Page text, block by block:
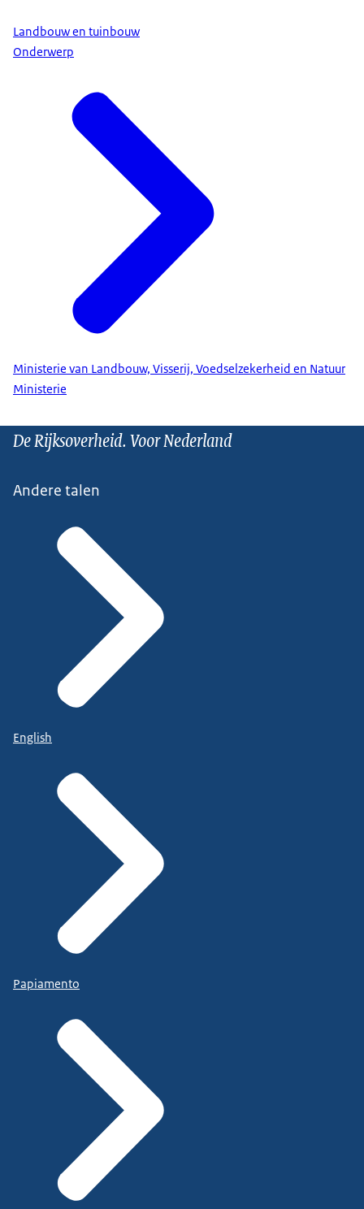
Landbouw en tuinbouw
Onderwerp
Ministerie van Landbouw, Visserij, Voedselzekerheid en Natuur
Ministerie
De Rijksoverheid. Voor Nederland
Andere talen
English
Papiamento